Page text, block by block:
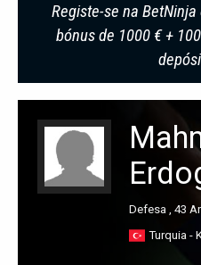
Registe-se na
bónus de 1000 € +
Defesa , 43
Turquia -